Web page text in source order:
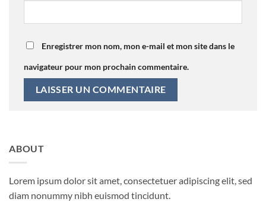
Enregistrer mon nom, mon e-mail et mon site dans le
navigateur pour mon prochain commentaire.
ABOUT
Lorem ipsum dolor sit amet, consectetuer adipiscing elit, sed
diam nonummy nibh euismod tincidunt.